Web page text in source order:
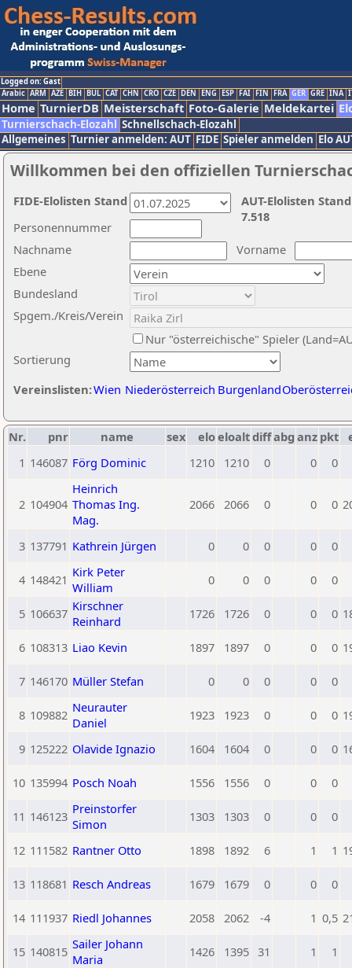
Logged on: Gast
Arabic ARM AZE BIH BUL CAT CHN CRO CZE DEN ENG ESP FAI FIN FRA GER GRE INA
Home TurnierDB Meisterschaft Foto-Galerie Meldekartei
Turnierschach-Elozahl Schnellschach-Elozahl
Allgemeines Turnier anmelden: AUT FIDE Spieler anmelden Elo
Willkommen bei den offiziellen
Nachname
Vorname
Ebene
Sortierung
Personennummer
Bundesland
Spgem./Kreis/Verein
Nur "österreichische" Spieler
Vereinslisten:Wien Niederösterreich Burgenland
AUT-Elolisten
7.518
FIDE-Elolisten Stand
Nr. pnr name sex eloeloaltdiffabg anz pkt
1 146087 Förg Dominic 1210 1210 0 0 0
2 104904
Heinrich
Thomas Ing.
Mag.
2066 2066 0 0 0
3 137791 Kathrein Jürgen 0 0 0 0 0
4 148421 Kirk Peter
William
0 0 0 0 0
5 106637 Kirschner
Reinhard
1726 1726 0 0 0
6 108313 Liao Kevin 1897 1897 0 0 0
7 146170 Müller Stefan 0 0 0 0 0
8 109882 Neurauter
Daniel
1923 1923 0 0 0
9 125222 Olavide Ignazio 1604 1604 0 0 0
10 135994 Posch Noah 1556 1556 0 0 0
11 146123 Preinstorfer
Simon
1303 1303 0 0 0
12 111582 Rantner Otto 1898 1892 6 1 1
13 118681 Resch Andreas 1679 1679 0 0 0
14 111937 Riedl Johannes 2058 2062 -4 1 0,5
15 140815 Sailer Johann
Maria
1426 1395 31 1 1